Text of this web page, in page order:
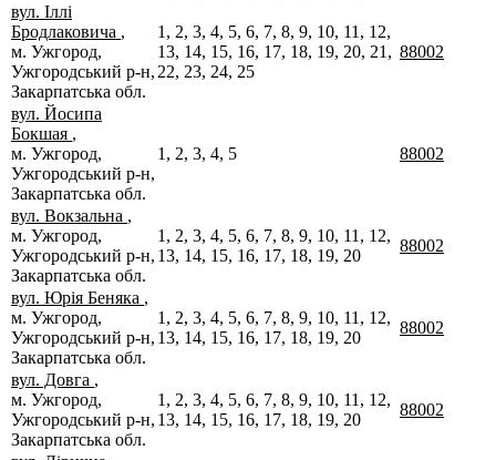
вул. Іллі
Бродлаковича ,
м. Ужгород,
Ужгородський р-н,
Закарпатська обл.
1, 2, 3, 4, 5, 6, 7, 8, 9, 10, 11, 12,
13, 14, 15, 16, 17, 18, 19, 20, 21,
22, 23, 24, 25
88002
вул. Йосипа
Бокшая ,
м. Ужгород,
Ужгородський р-н,
Закарпатська обл.
1, 2, 3, 4, 5 88002
вул. Вокзальна ,
м. Ужгород,
Ужгородський р-н,
Закарпатська обл.
1, 2, 3, 4, 5, 6, 7, 8, 9, 10, 11, 12,
13, 14, 15, 16, 17, 18, 19, 20
88002
вул. Юрія Беняка ,
м. Ужгород,
Ужгородський р-н,
Закарпатська обл.
1, 2, 3, 4, 5, 6, 7, 8, 9, 10, 11, 12,
13, 14, 15, 16, 17, 18, 19, 20
88002
вул. Довга ,
м. Ужгород,
Ужгородський р-н,
Закарпатська обл.
1, 2, 3, 4, 5, 6, 7, 8, 9, 10, 11, 12,
13, 14, 15, 16, 17, 18, 19, 20
88002